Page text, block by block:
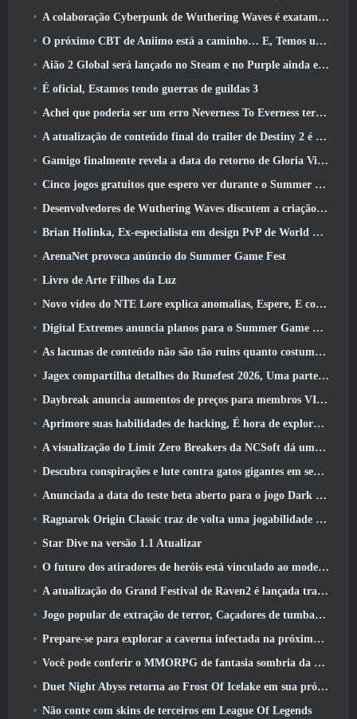
A colaboração Cyberpunk de Wuthering Waves é exatamente o que eu quero dos meus eventos de crossover de videogame
O próximo CBT de Aniimo está a caminho… E, Temos uma janela oficial de lançamento
Aião 2 Global será lançado no Steam e no Purple ainda este ano
É oficial, Estamos tendo guerras de guildas 3
Achei que poderia ser um erro Neverness To Everness ter o evento Porsche Collab Gacha tão cedo, Mas eu estava errado
A atualização de conteúdo final do trailer de Destiny 2 é um grito de guerra
Gamigo finalmente revela a data do retorno de Gloria Victis, Será que sobreviverá na segunda vez?
Cinco jogos gratuitos que espero ver durante o Summer Game Fest
Desenvolvedores de Wuthering Waves discutem a criação da sequência de batalha Lahai-Roi Mech
Brian Holinka, Ex-especialista em design PvP de World Of Warcraft, Junta-se à equipe MMO de League Of Legends
ArenaNet provoca anúncio do Summer Game Fest
Livro de Arte Filhos da Luz
Novo vídeo do NTE Lore explica anomalias, Espere, E como uma organização ‘secreta’ rastreia tudo
Digital Extremes anuncia planos para o Summer Game Fest
As lacunas de conteúdo não são tão ruins quanto costumavam ser
Jagex compartilha detalhes do Runefest 2026, Uma parte da comemoração do 25º aniversário do RuneScape IP
Daybreak anuncia aumentos de preços para membros VIP do Lord Of The Rings Online
Aprimore suas habilidades de hacking, É hora de explorar a cidade noturna em ondas uivantes
A visualização do Limit Zero Breakers da NCSoft dá uma ideia do que esperar do próximo teste do prólogo
Descubra conspirações e lute contra gatos gigantes em seu tempo de inatividade na última atualização de Where Winds Meet
Anunciada a data do teste beta aberto para o jogo Dark Fantasy Extraction, Caçador da Névoa
Ragnarok Origin Classic traz de volta uma jogabilidade justa de MMORPG e CBT abre em junho 4
Star Dive na versão 1.1 Atualizar
O futuro dos atiradores de heróis está vinculado ao modelo de serviço ao vivo F2P?
A atualização do Grand Festival de Raven2 é lançada trazendo consigo a nova classe Warlord
Jogo popular de extração de terror, Caçadores de tumbas, Lançamentos no Ocidente
Prepare-se para explorar a caverna infectada na próxima atualização do Eterspire
Você pode conferir o MMORPG de fantasia sombria da Nexon, Embers Of The Uncrown, durante o Steam Next Fest
Duet Night Abyss retorna ao Frost Of Icelake em sua próxima atualização Steampunk
Não conte com skins de terceiros em League Of Legends